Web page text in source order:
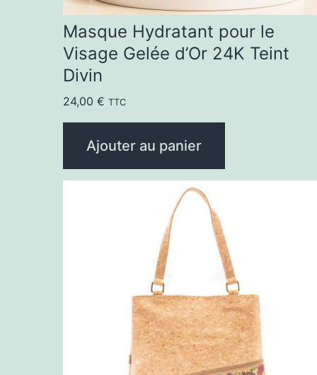
Masque Hydratant pour le
Visage Gelée d’Or 24K Teint
Divin
24,00 € TTC
Ajouter au panier